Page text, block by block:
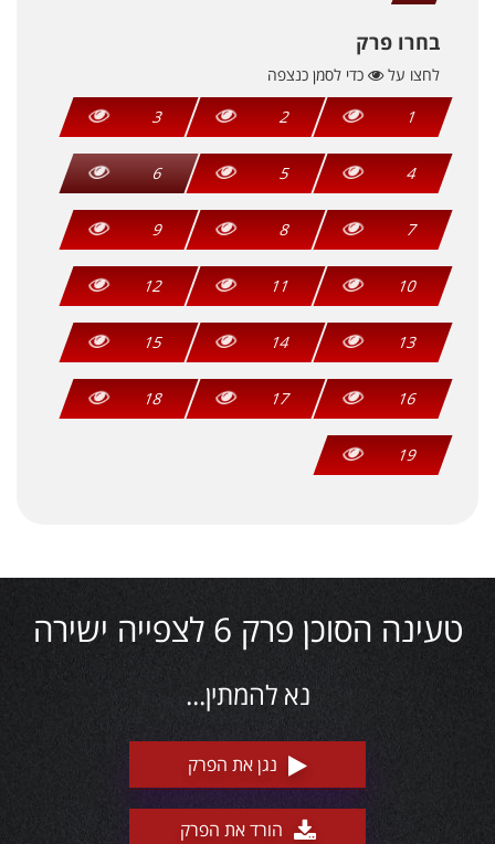
בחרו פרק
לחצו על
כדי לסמן כנצפה
1
2
3
4
5
6
7
8
9
10
11
12
13
14
15
16
17
18
19
טעינה הסוכן פרק 6 לצפייה ישירה
נא להמתין...
נגן את הפרק
הורד את הפרק